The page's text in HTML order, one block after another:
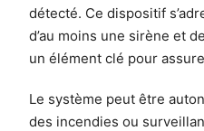
détecté. Ce dispositif
d’au moins une sirène et
un élément clé pour
Le système peut être
des incendies ou